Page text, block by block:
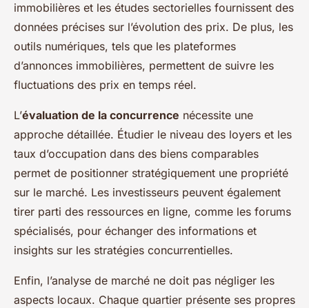
immobilières et les études sectorielles fournissent des
données précises sur l’évolution des prix. De plus, les
outils numériques, tels que les plateformes
d’annonces immobilières, permettent de suivre les
fluctuations des prix en temps réel.
L’évaluation de la concurrence nécessite une
approche détaillée. Étudier le niveau des loyers et les
taux d’occupation dans des biens comparables
permet de positionner stratégiquement une propriété
sur le marché. Les investisseurs peuvent également
tirer parti des ressources en ligne, comme les forums
spécialisés, pour échanger des informations et
insights sur les stratégies concurrentielles.
Enfin, l’analyse de marché ne doit pas négliger les
aspects locaux. Chaque quartier présente ses propres